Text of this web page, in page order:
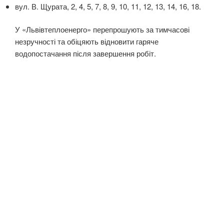
вул. В. Щурата, 2, 4, 5, 7, 8, 9, 10, 11, 12, 13, 14, 16, 18.
У «Львівтеплоенерго» перепрошують за тимчасові
незручності та обіцяють відновити гаряче
водопостачання після завершення робіт.